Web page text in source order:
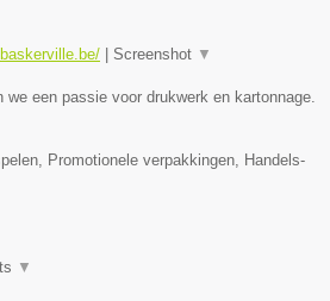
Screenshot ▼
we een passie voor drukwerk en kartonnage.
Promotionele verpakkingen, Handels-
▼